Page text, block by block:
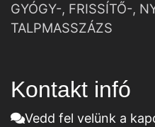
GYÓGY-, FRISSÍTŐ-,
TALPMASSZÁZS
Kontakt infó
Vedd fel velünk a